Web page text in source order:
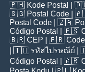
🇵🇭 Kode Postal |
🇸🇬 Postal Code |
Postal Code | 🇿🇦
Código Postal
| 🇪🇸
🇧🇷 CEP | 🇫🇷
| 🇹🇭 รหัสไปรษณีย์ |
Código Postal
| 🇦🇷